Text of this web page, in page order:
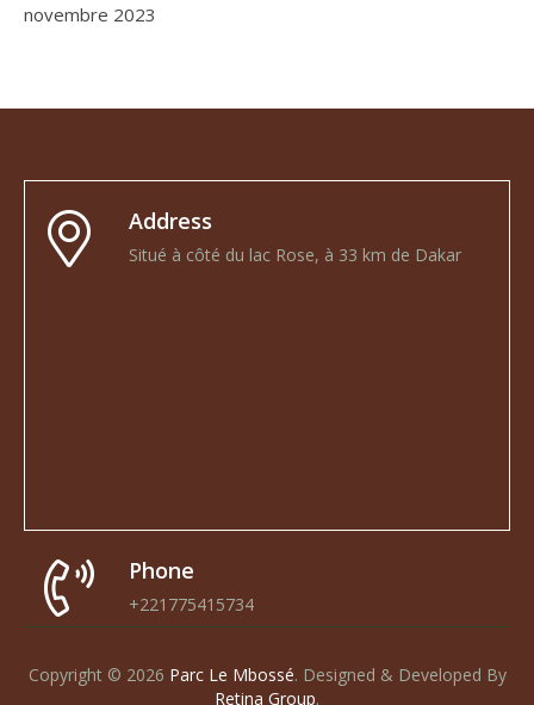
novembre 2023
Address
Situé à côté du lac Rose, à 33 km de Dakar
Phone
+221775415734
Copyright © 2026 Parc Le Mbossé. Designed & Developed By
Retina Group.